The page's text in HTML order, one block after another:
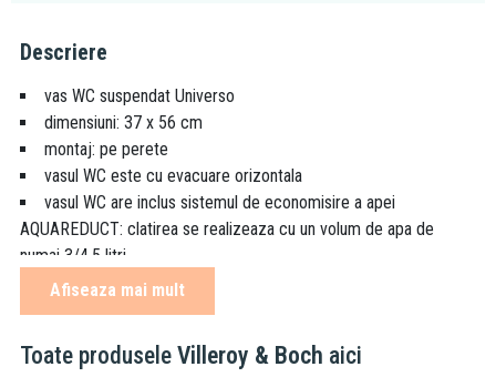
Descriere
vas WC suspendat Universo
dimensiuni: 37 x 56 cm
montaj: pe perete
vasul WC este cu evacuare orizontala
vasul WC are inclus sistemul de economisire a apei
AQUAREDUCT: clatirea se realizeaza cu un volum de apa de
numai 3/4,5 litri
TwistFlush
culoare: alb alpin (White Alpin)
Afiseaza mai mult
Toate produsele Villeroy & Boch aici